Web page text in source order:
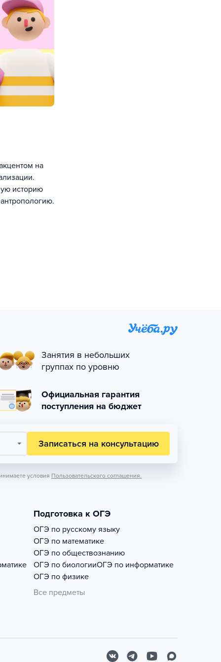
на
историю
Занятия в небольших
группах по уровню
Официальная гарантия
поступления на бюджет
Записаться на консультацию
условия Пользовательского соглашения.
Подготовка к ОГЭ
ОГЭ по русскому языку
ОГЭ по математике
ОГЭ по обществознанию
ОГЭ по биологииОГЭ по информатике
ОГЭ по физике
Все предметы